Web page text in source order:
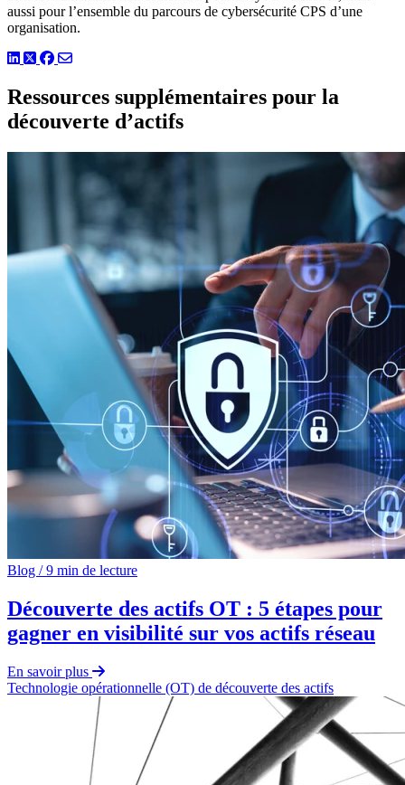
aussi pour l’ensemble du parcours de cybersécurité CPS d’une
organisation.
LinkedIn
TwitterFacebook
Ressources supplémentaires pour la
découverte d’actifs
Blog /9 min de lecture
Découverte des actifs OT : 5 étapes pour
gagner en visibilité sur vos actifs réseau
En savoir plus
Technologie opérationnelle (OT) de découverte des actifs